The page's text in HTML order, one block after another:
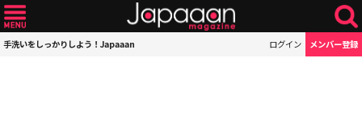
手洗いをしっかりしよう！Japaaan ログイン メンバー登録